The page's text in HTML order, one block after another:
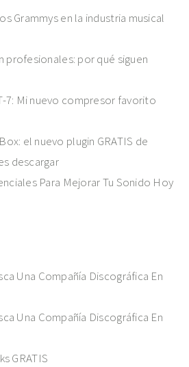
Grammys en la industria musical
profesionales: por qué siguen
7: Mi nuevo compresor favorito
el nuevo plugin GRATIS de
descargar
Para Mejorar Tu Sonido Hoy
Una Compañía Discográfica En
Una Compañía Discográfica En
GRATIS